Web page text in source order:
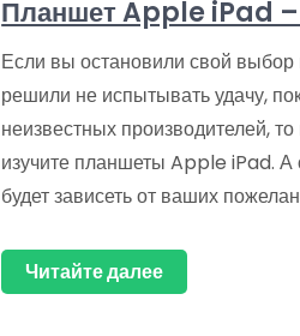
Планшет Apple iPad –
Если вы остановили свой
решили не испытывать удачу,
неизвестных производителей,
изучите планшеты Apple iPad. А
будет зависеть от ваших
Читайте далее